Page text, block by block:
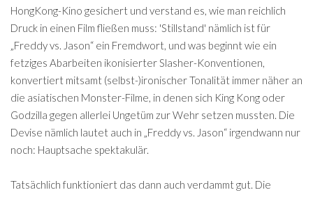
HongKong-Kino gesichert und verstand es, wie man reichlich
Druck in einen Film fließen muss: 'Stillstand' nämlich ist für
„Freddy vs. Jason“ ein Fremdwort, und was beginnt wie ein
fetziges Abarbeiten ikonisierter Slasher-Konventionen,
konvertiert mitsamt (selbst-)ironischer Tonalität immer näher an
die asiatischen Monster-Filme, in denen sich King Kong oder
Godzilla gegen allerlei Ungetüm zur Wehr setzen mussten. Die
Devise nämlich lautet auch in „Freddy vs. Jason“ irgendwann nur
noch: Hauptsache spektakulär.
Tatsächlich funktioniert das dann auch verdammt gut. Die